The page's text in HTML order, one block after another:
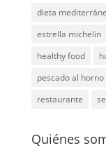
dieta
estrella michelin
healthy food
pescado al horno
restaurante
Quiénes